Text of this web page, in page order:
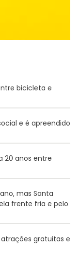
bicicleta e
e é apreendido
20 anos entre
mas Santa
frente fria e pelo
gratuitas e